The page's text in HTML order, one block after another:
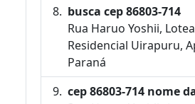
busca cep 86803-714
Rua Haruo Yoshii,
Residencial Uirapuru,
Paraná
cep 86803-714 nome